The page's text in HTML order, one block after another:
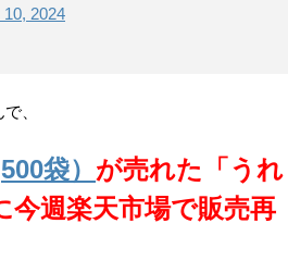
2024
、
袋） が売れた「うれ
今週楽天市場で販売再